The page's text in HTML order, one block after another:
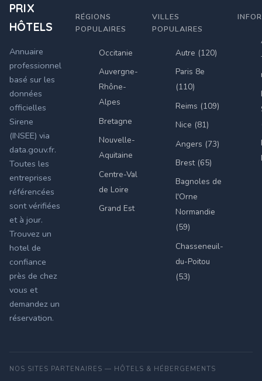
PRIX
HÔTELS
Annuaire
professionnel
basé sur les
données
officielles
Sirene
(INSEE) via
data.gouv.fr.
Toutes les
entreprises
référencées
sont vérifiées
et à jour.
Trouvez un
hotel de
confiance
près de chez
vous et
demandez un
réservation.
RÉGIONS
POPULAIRES
Occitanie
Auvergne-
Rhône-
Alpes
Bretagne
Nouvelle-
Aquitaine
Centre-Val
de Loire
Grand Est
VILLES
POPULAIRES
Autre (120)
Paris 8e
(110)
Reims (109)
Nice (81)
Angers (73)
Brest (65)
Bagnoles de
l'Orne
Normandie
(59)
Chasseneuil-
du-Poitou
(53)
NOS SITES PARTENAIRES — HÔTELS & HÉBERGEMENTS